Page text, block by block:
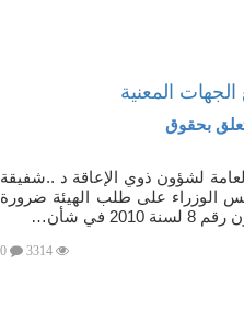
المعنية
لشؤون ذوي الإعاقة د ..شفيقة
الوزراء على طلب الهيئة ضرورة
في شأن…